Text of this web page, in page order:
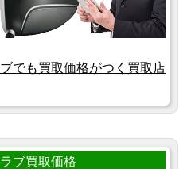
でも買取価格がつく買取店
ブ買取価格